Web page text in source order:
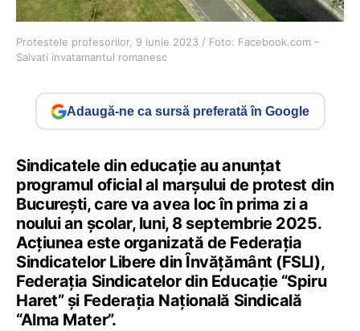
Protestele profesorilor, 9 iunie 2023 / Foto: Facebook.com –
Salvati invatamantul romanesc
Adaugă-ne ca sursă preferată în Google
Sindicatele din educație au anunțat
programul oficial al marșului de protest din
București, care va avea loc în prima zi a
noului an școlar, luni, 8 septembrie 2025.
Acțiunea este organizată de Federația
Sindicatelor Libere din Învățământ (FSLI),
Federația Sindicatelor din Educație “Spiru
Haret” și Federația Națională Sindicală
“Alma Mater”.